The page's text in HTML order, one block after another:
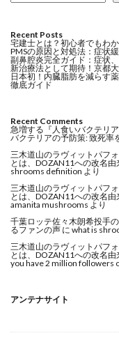
Recent Posts
宅建士とは？初心者でもわ
PMSの原因と対処法：症状
副鼻腔炎完全ガイド：症状
新治療法として期待！京都
日本初！内臓脂肪を減らす
徹底ガイド
Recent Comments
急増する『人食いバクテリ
バクテリアの予防策: 致死率
三木道山のラヴィットパフ
とは、DOZAN11への改名
shrooms definition より
三木道山のラヴィットパフ
とは、DOZAN11への改名
amanita mushrooms より
千葉ロッテ佐々木朗希投手
るファンの声 に what is
三木道山のラヴィットパフ
とは、DOZAN11への改名
you have 2 million followers
アンテナサイト